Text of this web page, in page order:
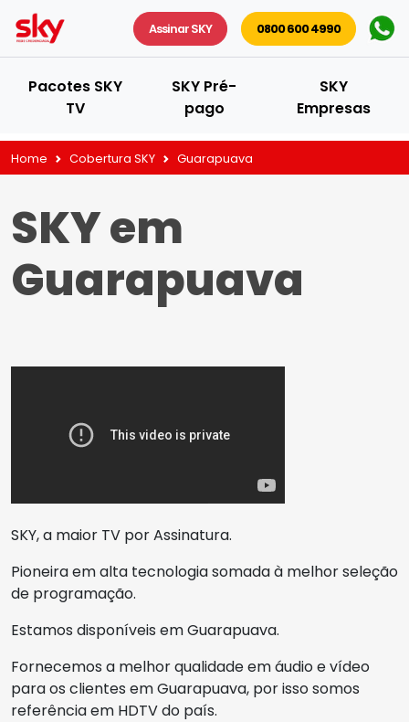
Assinar SKY 0800 600 4990
Pacotes SKY
TV
SKY Pré-
pago
SKY
Empresas
Home Cobertura SKY Guarapuava
SKY em
Guarapuava
SKY, a maior TV por Assinatura.
Pioneira em alta tecnologia somada à melhor seleção
de programação.
Estamos disponíveis em Guarapuava.
Fornecemos a melhor qualidade em áudio e vídeo
para os clientes em Guarapuava, por isso somos
referência em HDTV do país.